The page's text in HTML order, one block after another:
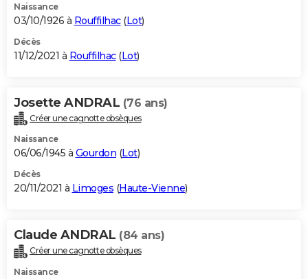
Naissance
03/10/1926 à Rouffilhac(Lot)
Décès
11/12/2021 à Rouffilhac(Lot)
Josette ANDRAL (76 ans)
Créer une cagnotte obsèques
Naissance
06/06/1945 à Gourdon (Lot)
Décès
20/11/2021 à Limoges (Haute-Vienne)
Claude ANDRAL (84 ans)
Créer une cagnotte obsèques
Naissance